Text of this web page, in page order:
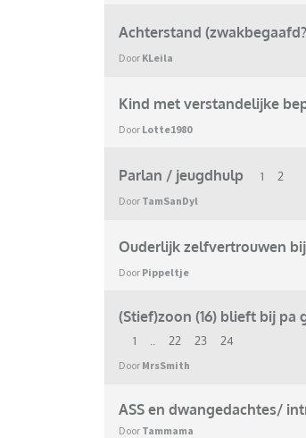
Achterstand
Door KLeila
Kind met verstandelijke
Door Lotte1980
Parlan / jeugdhulp 1 2
Door TamSanDyl
Ouderlijk zelfvertrouwen
Door Pippeltje
(Stief)zoon (16) blieft bij
1 .. 22 23 24
Door MrsSmith
ASS en dwangedachtes/
Door Tammama